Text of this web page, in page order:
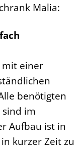
Malia:
mit einer
benötigten
im
Aufbau ist in
kurzer Zeit zu